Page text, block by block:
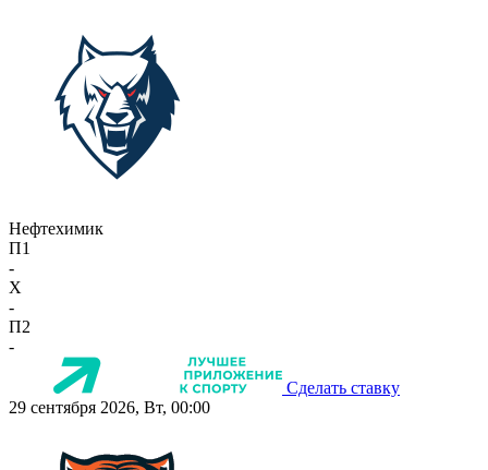
Нефтехимик
П1
-
X
-
П2
-
Сделать ставку
29 сентября 2026, Вт, 00:00